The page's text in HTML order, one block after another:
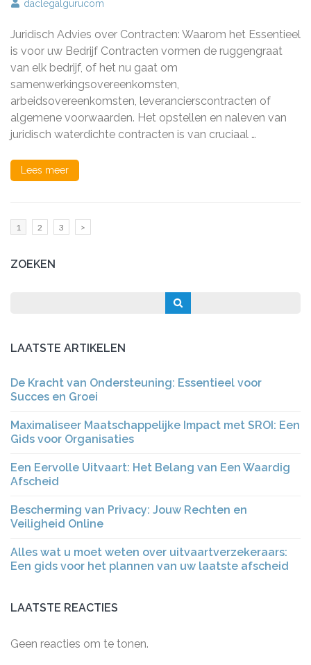
Juridisch
Advies
bij
daclegalgurucom
Juridisch Advies over Contracten: Waarom het Essentieel
is voor uw Bedrijf Contracten vormen de ruggengraat
van elk bedrijf, of het nu gaat om
samenwerkingsovereenkomsten,
arbeidsovereenkomsten, leverancierscontracten of
algemene voorwaarden. Het opstellen en naleven van
juridisch waterdichte contracten is van cruciaal …
Lees meer
Berichten
Pagina
1 Pagina
2 Pagina
3 >
ZOEKEN
LAATSTE ARTIKELEN
De Kracht van Ondersteuning: Essentieel voor
Succes en Groei
Maximaliseer Maatschappelijke Impact met SROI: Een
Gids voor Organisaties
Een Eervolle Uitvaart: Het Belang van Een Waardig
Afscheid
Bescherming van Privacy: Jouw Rechten en
Veiligheid Online
Alles wat u moet weten over uitvaartverzekeraars:
Een gids voor het plannen van uw laatste afscheid
LAATSTE REACTIES
Geen reacties om te tonen.